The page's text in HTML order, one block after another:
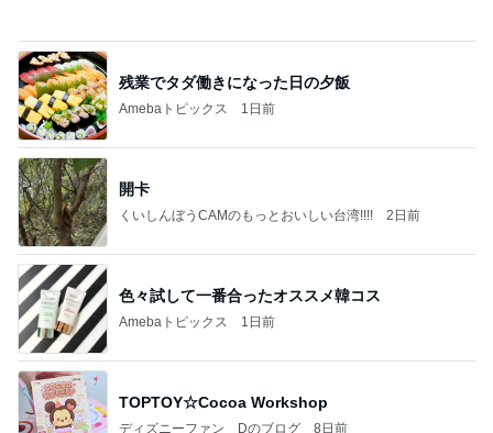
残業でタダ働きになった日の夕飯
Amebaトピックス 1日前
開卡
くいしんぼうCAMのもっとおいしい台湾!!!! 2日前
色々試して一番合ったオススメ韓コス
Amebaトピックス 1日前
TOPTOY☆Cocoa Workshop
ディズニーファン Dのブログ 8日前